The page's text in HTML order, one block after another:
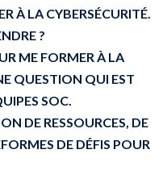
À LA CYBERSÉCURITÉ.
?
ME FORMER À LA
QUESTION QUI EST
SOC.
DE RESSOURCES, DE
DE DÉFIS POUR